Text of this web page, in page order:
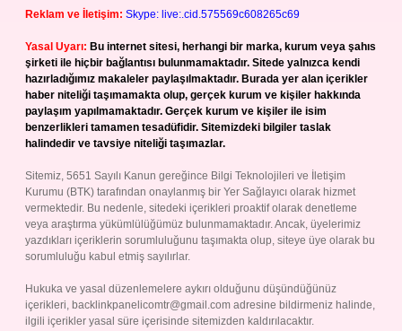
Reklam ve İletişim: Skype: live:.cid.575569c608265c69
Yasal Uyarı: Bu internet sitesi, herhangi bir marka, kurum veya şahıs
şirketi ile hiçbir bağlantısı bulunmamaktadır. Sitede yalnızca kendi
hazırladığımız makaleler paylaşılmaktadır. Burada yer alan içerikler
haber niteliği taşımamakta olup, gerçek kurum ve kişiler hakkında
paylaşım yapılmamaktadır. Gerçek kurum ve kişiler ile isim
benzerlikleri tamamen tesadüfidir. Sitemizdeki bilgiler taslak
halindedir ve tavsiye niteliği taşımazlar.
Sitemiz, 5651 Sayılı Kanun gereğince Bilgi Teknolojileri ve İletişim
Kurumu (BTK) tarafından onaylanmış bir Yer Sağlayıcı olarak hizmet
vermektedir. Bu nedenle, sitedeki içerikleri proaktif olarak denetleme
veya araştırma yükümlülüğümüz bulunmamaktadır. Ancak, üyelerimiz
yazdıkları içeriklerin sorumluluğunu taşımakta olup, siteye üye olarak bu
sorumluluğu kabul etmiş sayılırlar.
Hukuka ve yasal düzenlemelere aykırı olduğunu düşündüğünüz
içerikleri, backlinkpanelicomtr@gmail.com adresine bildirmeniz halinde,
ilgili içerikler yasal süre içerisinde sitemizden kaldırılacaktır.